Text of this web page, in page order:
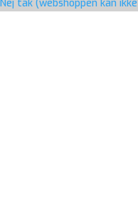
Nej tak (webshoppen kan